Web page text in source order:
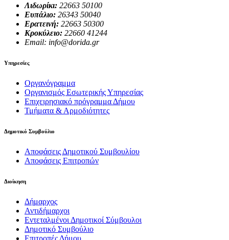
Λιδωρίκι: 22663 50100
Ευπάλιο: 26343 50040
Ερατεινή: 22663 50300
Κροκύλειο: 22660 41244
Email: info@dorida.gr
Υπηρεσίες
Οργανόγραμμα
Οργανισμός Εσωτερικής Υπηρεσίας
Επιχειρησιακό πρόγραμμα Δήμου
Τμήματα & Αρμοδιότητες
Δημοτικό Συμβούλιο
Αποφάσεις Δημοτικού Συμβουλίου
Αποφάσεις Επιτροπών
Διοίκηση
Δήμαρχος
Αντιδήμαρχοι
Εντεταλμένοι Δημοτικοί Σύμβουλοι
Δημοτικό Συμβούλιο
Επιτροπές Δήμου